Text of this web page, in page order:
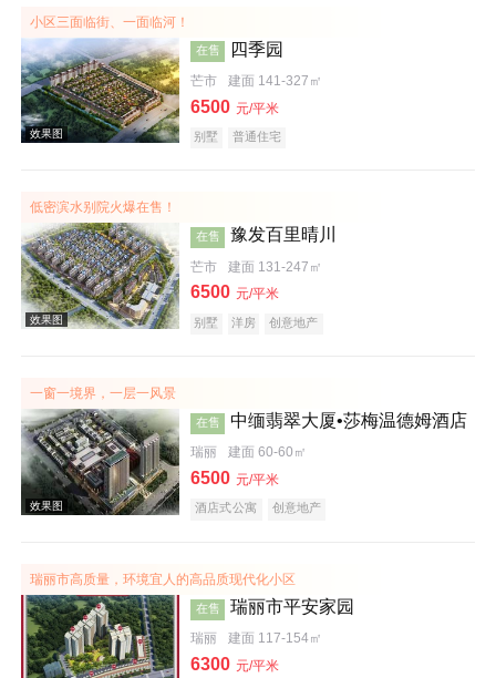
效果图
效果图
小区三面临街、一面临河！
效果图
在售 四季园
芒市 建面 141-327㎡
6500 元/平米
别墅 普通住宅
低密滨水别院火爆在售！
在售 豫发百里晴川
芒市 建面 131-247㎡
6500 元/平米
别墅 洋房 创意地产
一窗一境界，一层一风景
在售 中缅翡翠大厦•莎梅温德姆酒店
瑞丽 建面 60-60㎡
6500 元/平米
酒店式公寓 创意地产
瑞丽市高质量，环境宜人的高品质现代化小区
在售 瑞丽市平安家园
瑞丽 建面 117-154㎡
6300 元/平米